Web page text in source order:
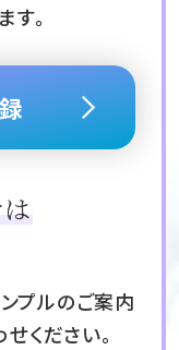
。
プルのご案内
ください。